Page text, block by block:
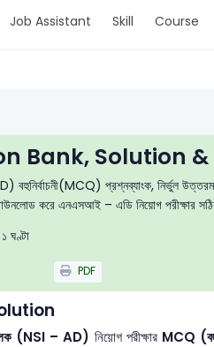
Job Assistant Skill Course
Bank, Solution &
বহুনির্বাচনী(MCQ) প্রশ্নব্যাংক, নির্ভুল
করে এনএসআই – এডি নিয়োগ পরীক্ষার
১ ঘণ্টা
PDF
(NSI – AD) নিয়োগ পরীক্ষার MCQ